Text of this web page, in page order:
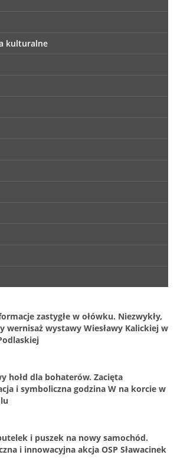
kulturalne
zastygłe w ołówku. Niezwykły,
wernisaż wystawy Wiesławy Kalickiej w
hołd dla bohaterów. Zacięta
i symboliczna godzina W na korcie w
i puszek na nowy samochód.
i innowacyjna akcja OSP Sławacinek